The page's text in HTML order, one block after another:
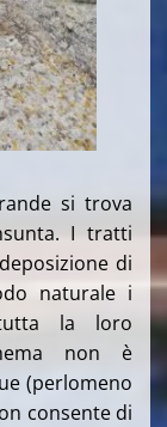
si trova
I tratti
di
naturale i
la loro
non è
(perlomeno
consente di